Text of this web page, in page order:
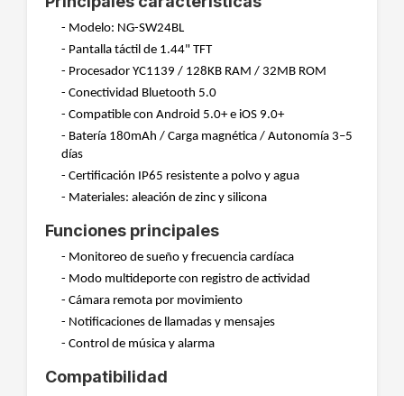
- Modelo: NG-SW24BL
- Pantalla táctil de 1.44" TFT
- Procesador YC1139 / 128KB RAM / 32MB ROM
- Conectividad Bluetooth 5.0
- Compatible con Android 5.0+ e iOS 9.0+
- Batería 180mAh / Carga magnética / Autonomía 3–5
días
- Certificación IP65 resistente a polvo y agua
- Materiales: aleación de zinc y silicona
Funciones principales
- Monitoreo de sueño y frecuencia cardíaca
- Modo multideporte con registro de actividad
- Cámara remota por movimiento
- Notificaciones de llamadas y mensajes
- Control de música y alarma
Compatibilidad